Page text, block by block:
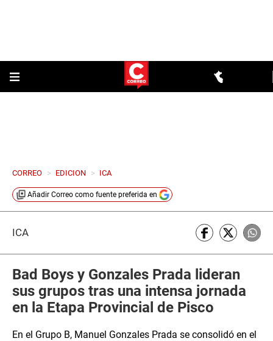
CORREO > EDICION > ICA
Añadir Correo como fuente preferida en
ICA
Bad Boys y Gonzales Prada lideran
sus grupos tras una intensa jornada
en la Etapa Provincial de Pisco
En el Grupo B, Manuel Gonzales Prada se consolidó en el